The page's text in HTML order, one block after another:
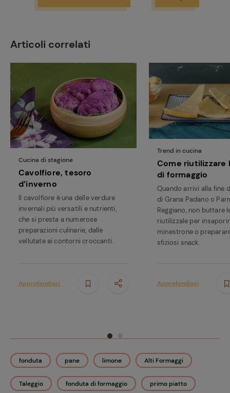
fonduta pane limone Alti Formaggi
Taleggio fonduta di formaggio primo piatto
Articoli correlati
Cucina di stagione
Cavolfiore, tesoro
d’inverno
Il cavolfiore è una delle verdure
invernali più versatili e nutrienti,
che si presta a numerose
preparazioni culinarie, dalle
vellutate ai contorni croccanti.
Approfondisci
Trend in cucina
Come riutilizzare
di formaggio
Quando arrivi alla fine
di Grana Padano o
Reggiano, non buttare
riutilizzale per
minestrone o
sfiziosi snack.
Approfondisci